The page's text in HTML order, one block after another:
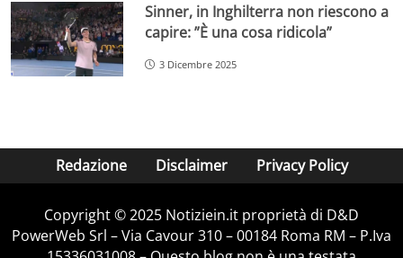
Sinner, in Inghilterra non riescono a
capire: ”È una cosa ridicola”
3 Dicembre 2025
Redazione Disclaimer Privacy Policy
Copyright © 2025 Notiziein.it proprietà di D&D
PowerWeb Srl – Via Cavour 310 – 00184 Roma RM – P.Iva